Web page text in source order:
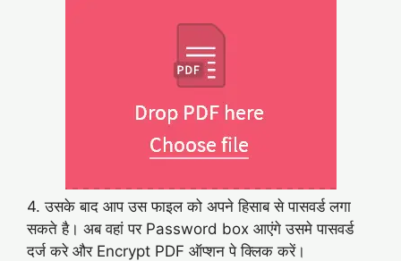
4. उसके बाद आप उस फाइल को अपने हिसाब से पासवर्ड लगा
सकते है। अब वहां पर Password box आएंगे उसमे पासवर्ड
दर्ज करे और Encrypt PDF ऑप्शन पे क्लिक करें।